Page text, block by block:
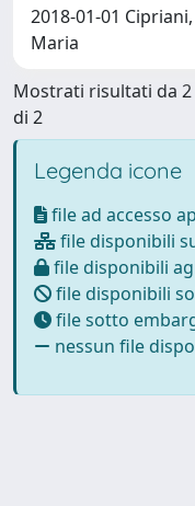
2018-01-01
Maria
Mostrati risultati da 2
di 2
Legenda icone
file ad accesso
file disponibili
file disponibili
file disponibili
file sotto
nessun file